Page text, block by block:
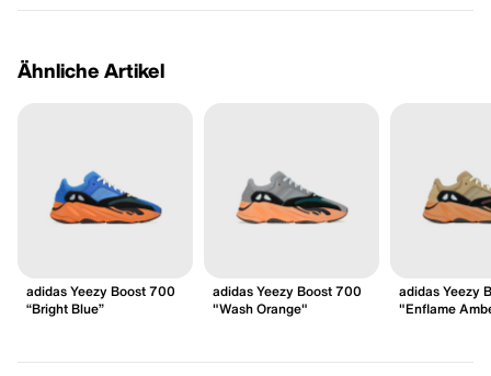
Ähnliche Artikel
adidas Yeezy Boost 700
“Bright Blue”
adidas Yeezy Boost 700
"Wash Orange"
adidas Yeezy
"Enflame